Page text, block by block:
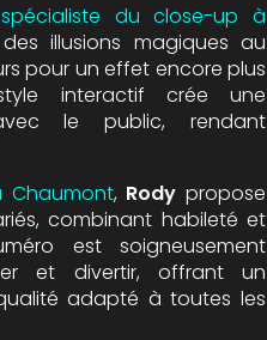
spécialiste du close-up à
illusions magiques au
pour un effet encore plus
interactif crée une
le public, rendant
Chaumont, Rody propose
combinant habileté et
est soigneusement
et divertir, offrant un
adapté à toutes les